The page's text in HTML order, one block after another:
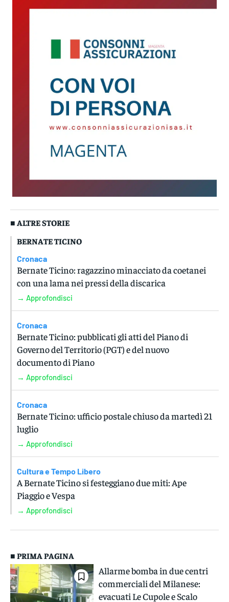
■ ALTRE STORIE
BERNATE TICINO
Cronaca
Bernate Ticino: ragazzino minacciato da coetanei
con una lama nei pressi della discarica
→ Approfondisci
Cronaca
Bernate Ticino: pubblicati gli atti del Piano di
Governo del Territorio (PGT) e del nuovo
documento di Piano
→ Approfondisci
Cronaca
Bernate Ticino: ufficio postale chiuso da martedì 21
luglio
→ Approfondisci
Cultura e Tempo Libero
A Bernate Ticino si festeggiano due miti: Ape
Piaggio e Vespa
→ Approfondisci
■ PRIMA PAGINA
Allarme bomba in due centri
commerciali del Milanese:
evacuati Le Cupole e Scalo